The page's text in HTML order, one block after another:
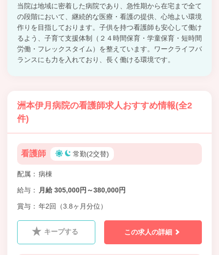
当院は地域に密着した病院であり、急性期から在宅まで全て
の段階において、継続的な医療・看護の提供、心地よい環境
作りを目指しております。子供を持つ看護師も安心して働け
るよう、子育て支援体制（２４時間保育・学童保育・短時間
労働・フレックスタイム）を整えています。ワークライフバ
ランスにも力を入れており、長く働ける環境です。
洲本伊月病院の看護師求人おすすめ情報(全2
件)
看護師 常勤(2交替)
配属 病棟
給与 月給 305,000円～380,000円
賞与 年2回（3.8ヶ月分位）
キープする この求人の詳細